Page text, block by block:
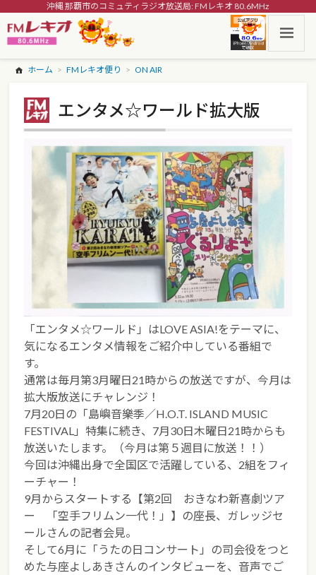
沖縄 那覇市のコミュティラジオ放送局: FMレキオ 80.6MHz
ホーム FMレキオ便り ON AIR
エンタメ☆ワールド拡大版
「エンタメ☆ワールド」はLOVE ASIA!をテーマに、
気になるエンタメ情報をご紹介中している番組で
す。
通常は毎月第3月曜日21時からの放送ですが、今月は
拡大版放送にチャレンジ！
7月20日の「島嶼音樂季／H.O.T. ISLAND MUSIC
FESTIVAL」特集に続き、7月30日木曜日21時からも
放送いたします。（今月は第５週目に放送！！）
今回は沖縄出身で全国区で活躍している、2組をフィ
ーチャー！
9月からスタートする【第2回 おきなわ新喜劇ツア
ー 「空手フリムン一代！」】の座長、ガレッジセ
ールさんの記者会見。
そして6月に「うたの日コンサート」の司会役をつと
めた与座よしあきさんのインタビューを、音声でご